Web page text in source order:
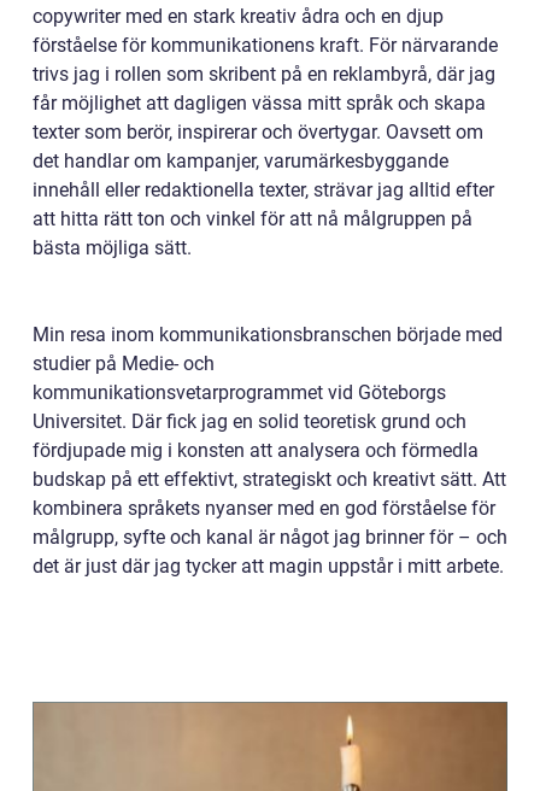
copywriter med en stark kreativ ådra och en djup
förståelse för kommunikationens kraft. För närvarande
trivs jag i rollen som skribent på en reklambyrå, där jag
får möjlighet att dagligen vässa mitt språk och skapa
texter som berör, inspirerar och övertygar. Oavsett om
det handlar om kampanjer, varumärkesbyggande
innehåll eller redaktionella texter, strävar jag alltid efter
att hitta rätt ton och vinkel för att nå målgruppen på
bästa möjliga sätt.
Min resa inom kommunikationsbranschen började med
studier på Medie- och
kommunikationsvetarprogrammet vid Göteborgs
Universitet. Där fick jag en solid teoretisk grund och
fördjupade mig i konsten att analysera och förmedla
budskap på ett effektivt, strategiskt och kreativt sätt. Att
kombinera språkets nyanser med en god förståelse för
målgrupp, syfte och kanal är något jag brinner för – och
det är just där jag tycker att magin uppstår i mitt arbete.